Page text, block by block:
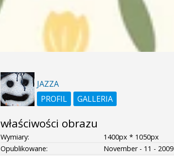
JAZZA
PROFIL
GALLERIA
właściwości obrazu
Wymiary:
1400px * 1050px
Opublikowane:
November - 11 - 2009